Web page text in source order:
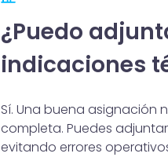
¿Puedo
indicaciones
Sí. Una buena asignación
completa. Puedes
evitando errores